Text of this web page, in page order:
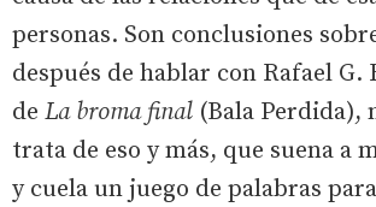
personas. Son conclusiones
después de hablar con Rafael G.
de La broma final (Bala Perdida),
trata de eso y más, que suena a
y cuela un juego de palabras